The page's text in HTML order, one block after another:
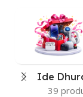
Ide
39